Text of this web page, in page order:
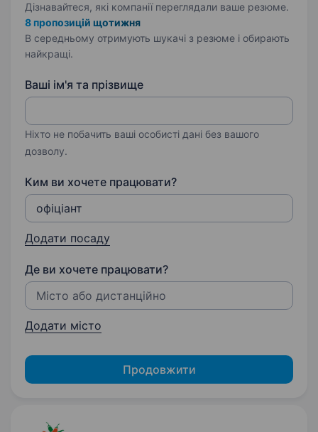
Дізнавайтеся, які компанії переглядали ваше резюме.
8 пропозицій щотижня
В середньому отримують шукачі з резюме і обирають
найкращі.
Ваші ім'я та прізвище
Ніхто не побачить ваші особисті дані без вашого
дозволу.
Ким ви хочете працювати?
Додати посаду
Де ви хочете працювати?
Додати місто
Продовжити